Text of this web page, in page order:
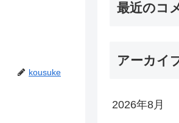
kousuke
最近のコ
アーカイ
2026年8月